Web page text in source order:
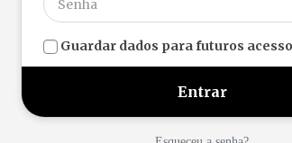
Guardar dados para futuros